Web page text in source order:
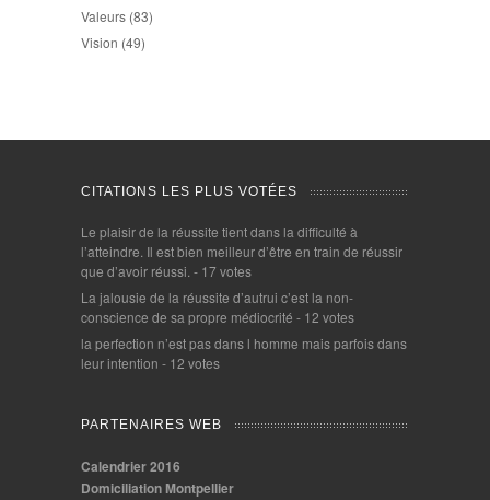
Valeurs (83)
Vision (49)
CITATIONS LES PLUS VOTÉES
Le plaisir de la réussite tient dans la difficulté à
l’atteindre. Il est bien meilleur d’être en train de réussir
que d’avoir réussi. - 17 votes
La jalousie de la réussite d’autrui c’est la non-
conscience de sa propre médiocrité - 12 votes
la perfection n’est pas dans l homme mais parfois dans
leur intention - 12 votes
PARTENAIRES WEB
Calendrier 2016
Domiciliation Montpellier